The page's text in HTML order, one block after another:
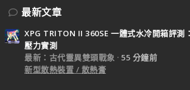
最新文章
XPG TRITON II 360SE 一體式水冷開箱評測
壓力實測
最新：古代靈異雙頭戰象
55 分鐘前
新型散熱裝置 / 散熱膏